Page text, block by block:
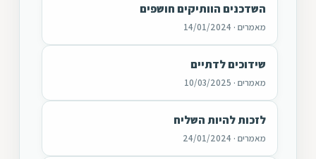
השדכנים הוותיקים חושפים
מאמרים · 14/01/2024
שידוכים לדתיים
מאמרים · 10/03/2025
לזכות להיות השליח
מאמרים · 24/01/2024